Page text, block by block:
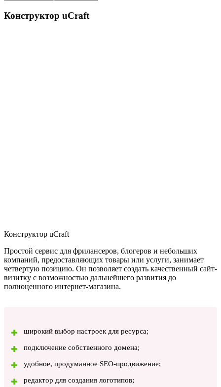
Конструктор uCraft
Конструктор uCraft
Простой сервис для фрилансеров, блогеров и небольших
компаний, предоставляющих товары или услуги, занимает
четвертую позицию. Он позволяет создать качественный сайт-
визитку с возможностью дальнейшего развития до
полноценного интернет-магазина.
широкий выбор настроек для ресурса;
подключение собственного домена;
удобное, продуманное SEO-продвижение;
редактор для создания логотипов;